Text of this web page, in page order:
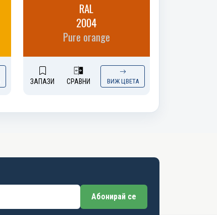
RAL
2004
Pure orange
ЗАПАЗИ СРАВНИ ВИЖ ЦВЕТА
Абонирай се